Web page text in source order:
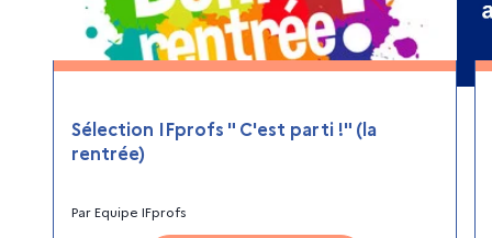
Sélection IFprofs " C'est parti !" (la
rentrée)
ParEquipe IFprofs